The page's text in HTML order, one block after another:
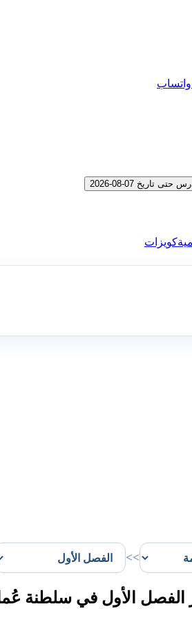
07-08-2026
كويزات
>>
الأول في سلطنة